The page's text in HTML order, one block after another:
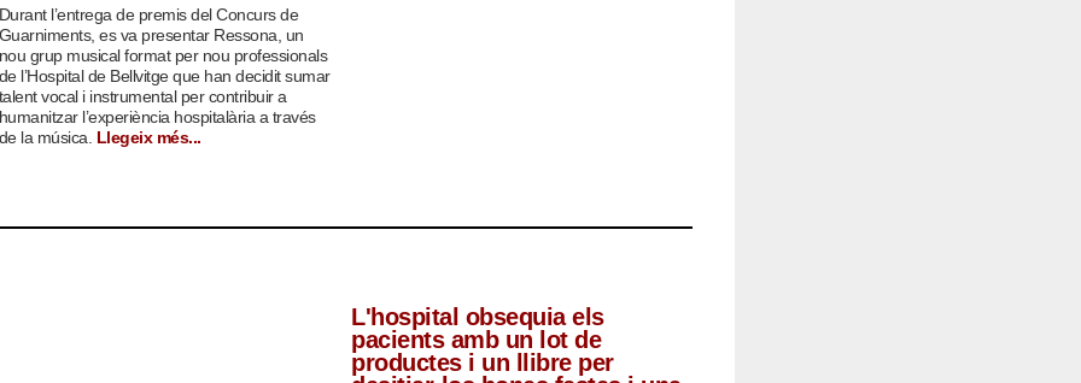
l’entrega de premis del Concurs de
es va presentar Ressona, un
grup musical format per nou professionals
l’Hospital de Bellvitge que han decidit sumar
vocal i instrumental per contribuir a
l’experiència hospitalària a través
la música. Llegeix més...
L'hospital obsequia els
pacients amb un lot de
productes i un llibre per